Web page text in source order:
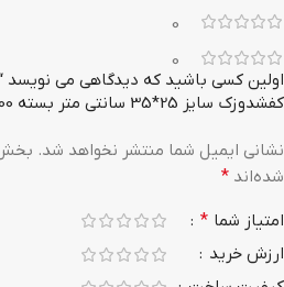
0
0
اولین کسی باشید که دیدگاهی می
کفشدوزک سایز 25*35 سانتی متر بسته 200 گرمی”
نشانی ایمیل شما منتشر نخواهد شد.
شده‌اند *
امتیاز شما *
ارزش خرید